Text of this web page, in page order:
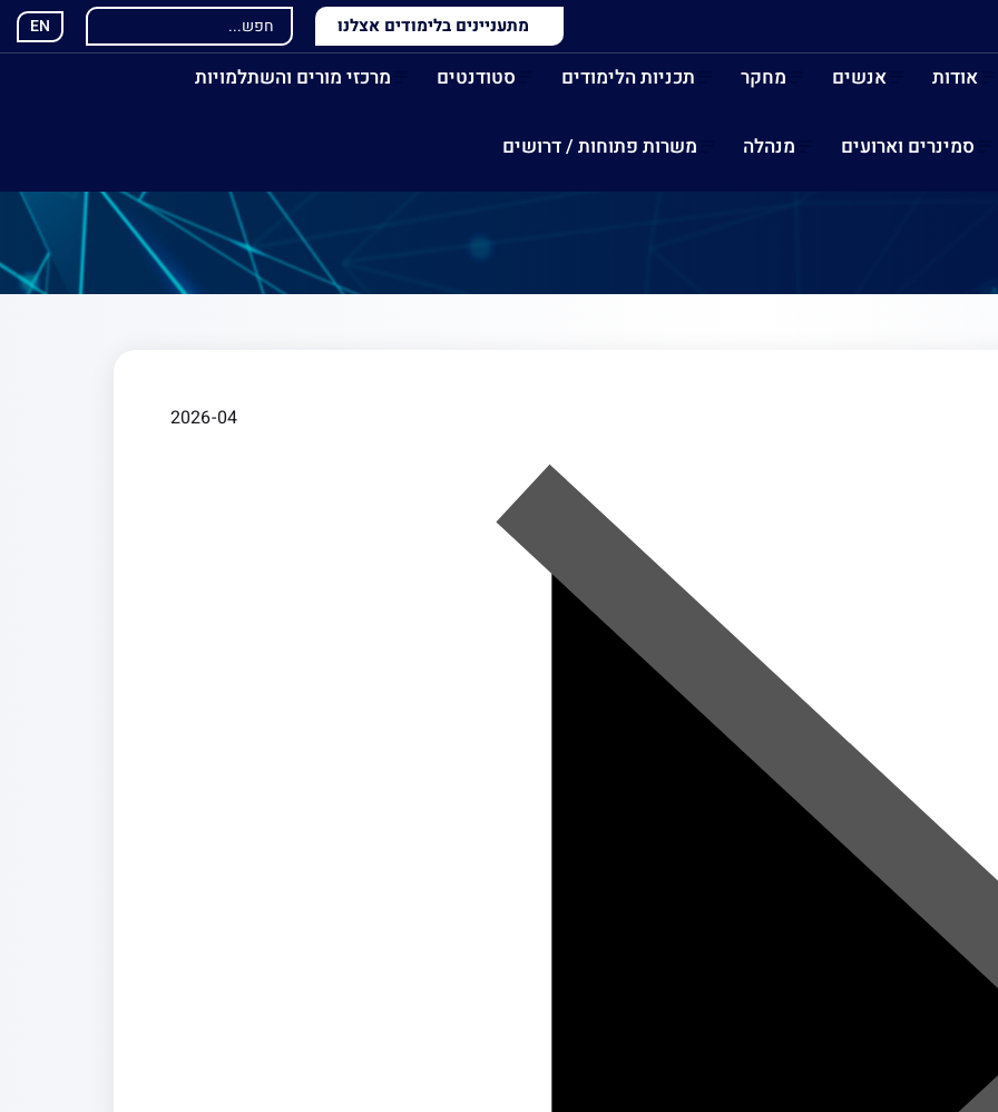
מתעניינים בלימודים אצלנו EN
אודות אנשים מחקר תכניות הלימודים סטודנטים מרכזי מורים והשתלמויות
סמינרים וארועים מנהלה משרות פתוחות / דרושים